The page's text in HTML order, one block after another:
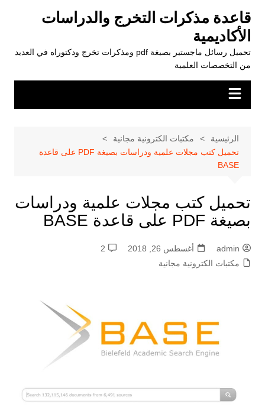
المحتوى
قاعدة مذكرات التخرج والدراسات
الأكاديمية
تحميل رسائل ماجستير بصيغة pdf ومذكرات تخرج ودكتوراه في العديد
من التخصصات العلمية
الرئيسية
مكتبات الكترونية مجانية
تحميل كتب مجلات علمية ودراسات بصيغة PDF على قاعدة
BASE
تحميل كتب مجلات علمية ودراسات
بصيغة PDF على قاعدة BASE
admin أغسطس 26, 2018
2
مكتبات الكترونية مجانية